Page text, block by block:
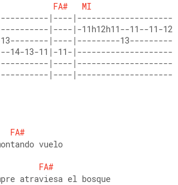
FA#
MI
|----
|----|-11h12h11--11--11-
|----|---------
14-13-11|-11-
|----
|----
FA#
vuelo
FA#
atraviesa el bosque